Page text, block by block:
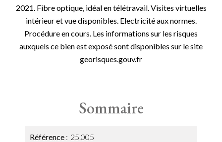
2021. Fibre optique, idéal en télétravail. Visites virtuelles
intérieur et vue disponibles. Electricité aux normes.
Procédure en cours. Les informations sur les risques
auxquels ce bien est exposé sont disponibles sur le site
georisques.gouv.fr
Sommaire
Référence 25.005